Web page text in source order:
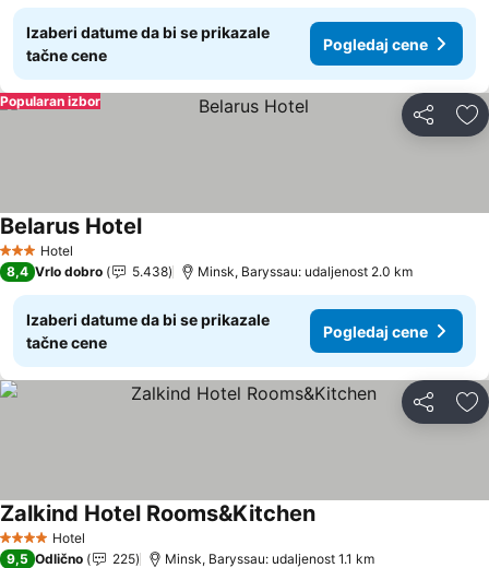
Izaberi datume da bi se prikazale
tačne cene
Pogledaj cene
Deli
Popularan izbor
3 Zvezdice
Hotel
Belarus Hotel
8,4 Vrlo dobro 5.438 Minsk, Baryssau: udaljenost 2.0 km
Izaberi datume da bi se prikazale
tačne cene
Pogledaj cene
Deli
4 ZvezdiceHotel
Zalkind Hotel Rooms&Kitchen
9,5 Odlično 225 Minsk, Baryssau: udaljenost 1.1 km